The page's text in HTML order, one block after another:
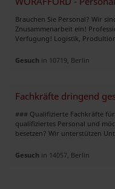
Brauchen Sie Personal? Wir
Znusammenarbeit ein!
Verfugung! Logistik,
Gesuch in 10719, Berlin
Fachkräfte dringend
### Qualifizierte Fachkräfte
qualifiziertes Personal und
besetzen? Wir unterstützen
Gesuch in 14057, Berlin